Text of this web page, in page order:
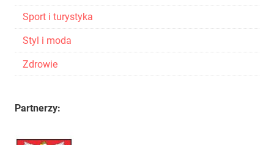
Sport i turystyka
Styl i moda
Zdrowie
Partnerzy: